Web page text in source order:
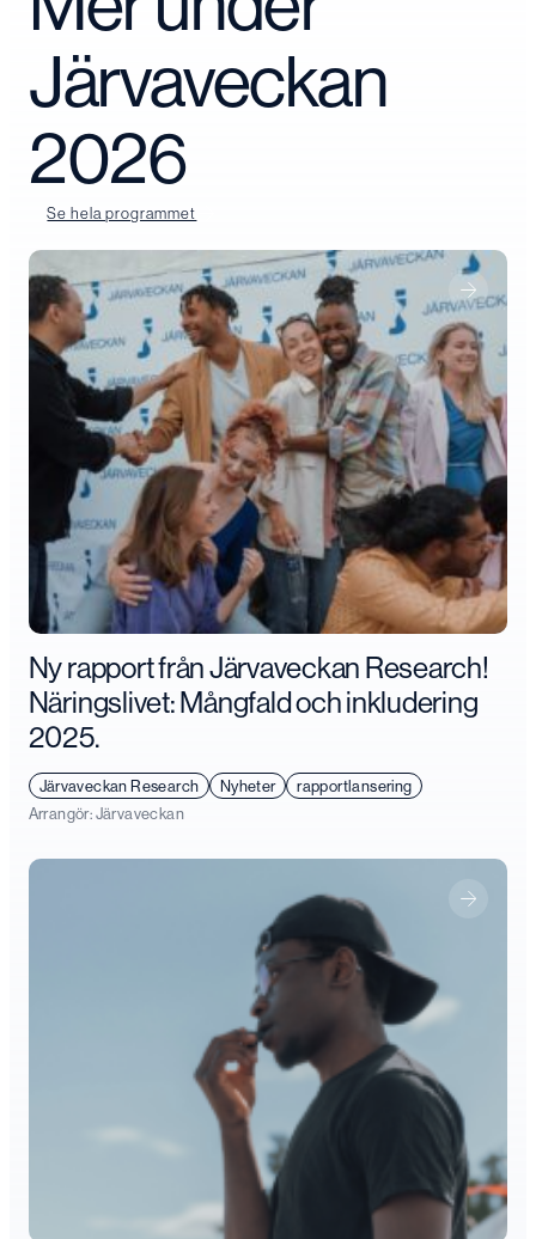
Järvaveckan
2026
Se hela programmet
Ny rapport från Järvaveckan Research!
Näringslivet: Mångfald och inkludering
2025.
Järvaveckan Research Nyheter
rapportlansering
Arrangör:Järvaveckan